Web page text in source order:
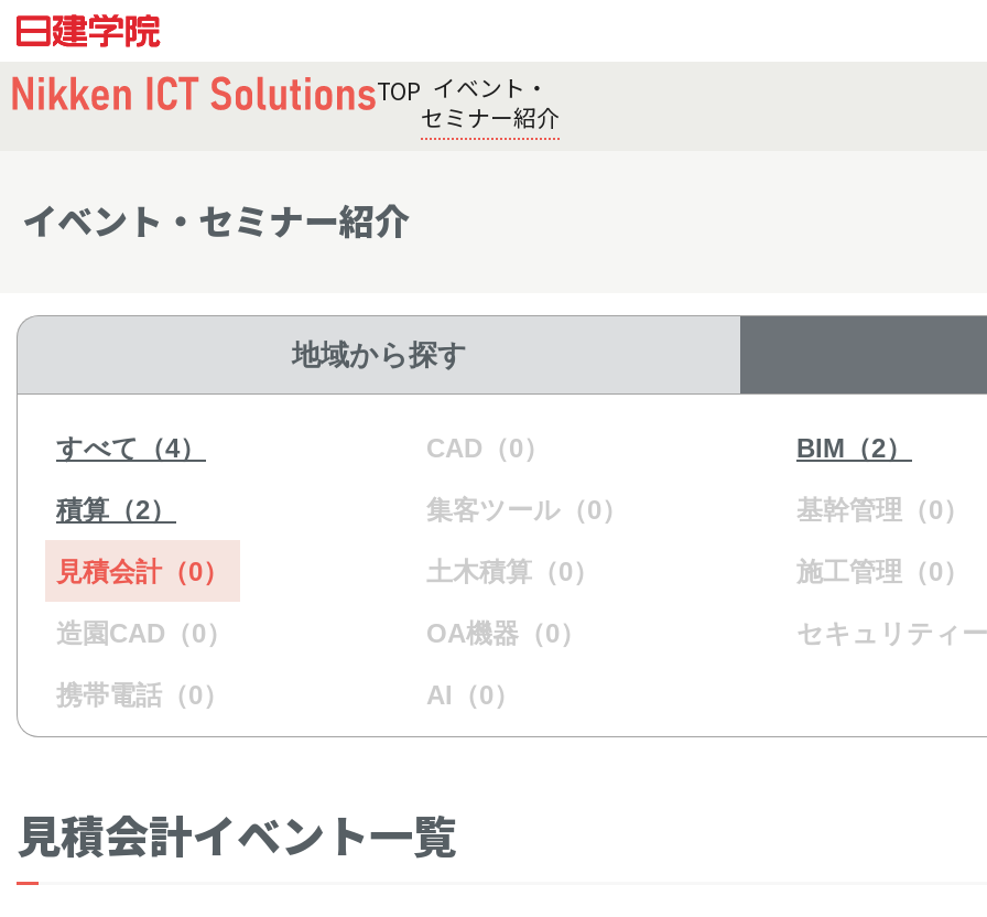
TOP イベント・
セミナー紹介
イベント・セミナー紹介
地域から探す
すべて（4） CAD（0） BIM（2）
積算（2） 集客ツール（0） 基幹管理（0）
見積会計（0） 土木積算（0） 施工管理（0）
造園CAD（0） OA機器（0） セキュリティ
携帯電話（0） AI（0）
見積会計イベント一覧